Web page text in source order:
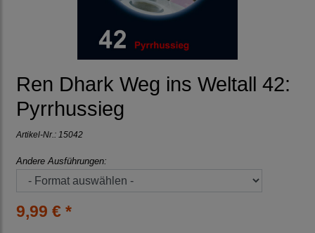
Ren Dhark Weg ins Weltall 42:
Pyrrhussieg
Artikel-Nr.: 15042
Andere Ausführungen:
9,99 € *